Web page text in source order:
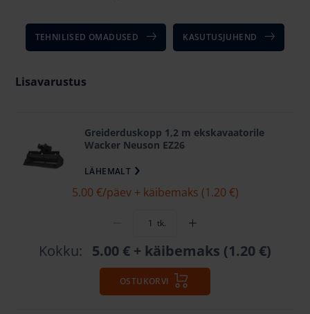
TEHNILISED OMADUSED KASUTUSJUHEND
Lisavarustus
Greiderduskopp 1,2 m ekskavaatorile
Wacker Neuson EZ26
LÄHEMALT
5.00 €/päev + käibemaks (1.20 €)
tk.
Kokku: 5.00 € + käibemaks (1.20 €)
OSTUKORVI